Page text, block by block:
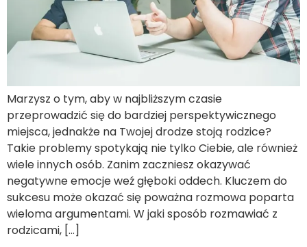
Marzysz o tym, aby w najbliższym czasie
przeprowadzić się do bardziej perspektywicznego
miejsca, jednakże na Twojej drodze stoją rodzice?
Takie problemy spotykają nie tylko Ciebie, ale również
wiele innych osób. Zanim zaczniesz okazywać
negatywne emocje weź głęboki oddech. Kluczem do
sukcesu może okazać się poważna rozmowa poparta
wieloma argumentami. W jaki sposób rozmawiać z
rodzicami, […]